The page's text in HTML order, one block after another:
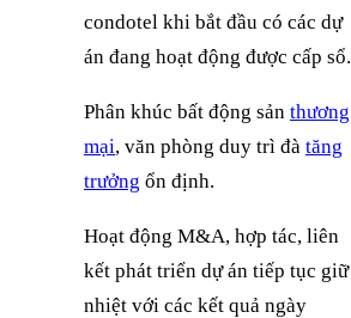
condotel khi bắt đầu có các dự
án đang hoạt động được cấp sổ.
Phân khúc bất động sản thương
mại, văn phòng duy trì đà tăng
trưởng ổn định.
Hoạt động M&A, hợp tác, liên
kết phát triển dự án tiếp tục giữ
nhiệt với các kết quả ngày